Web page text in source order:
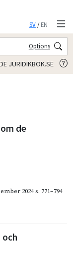
SV/EN
Options
JURIDIKBOK.SE
de
2024s. 771–794